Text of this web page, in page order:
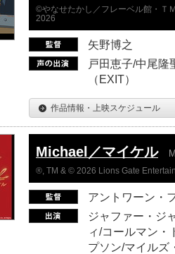
©やなせたかし／フレーベル館・Ｔ
2026
矢野博之
戸田恵子/中尾隆
（EXIT）
作品情報・上映スケジュール
Michael／マイケル
®, TM & © 2026 Lions Gate
アントワーン・
ジャファー・ジ
ィ/コールマン・
プソン/マイルズ